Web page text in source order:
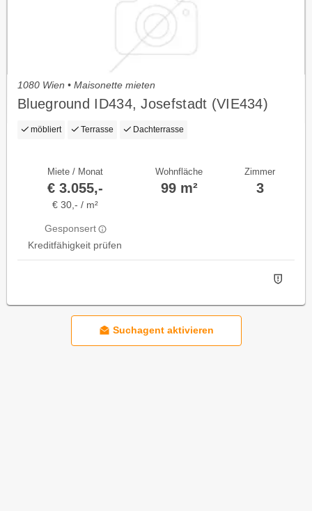
1080 Wien • Maisonette mieten
Blueground ID434, Josefstadt (VIE434)
möbliert Terrasse Dachterrasse
Miete / Monat
€ 3.055,-
€ 30,- / m²
Gesponsert
Kreditfähigkeit prüfen
Wohnfläche
99 m²
Zimmer
3
Suchagent aktivieren